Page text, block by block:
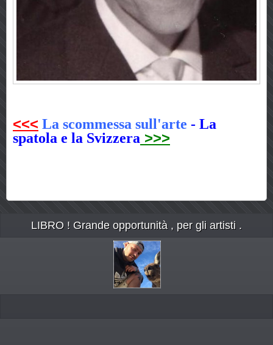
<<< La scommessa sull'arte - La
spatola e la Svizzera >>>
LIBRO ! Grande opportunità , per gli artisti .